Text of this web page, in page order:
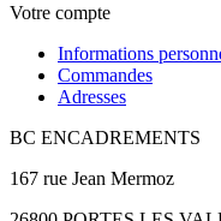
Votre compte
Informations
Commandes
Adresses
BC ENCADREMENTS
167 rue Jean Mermoz